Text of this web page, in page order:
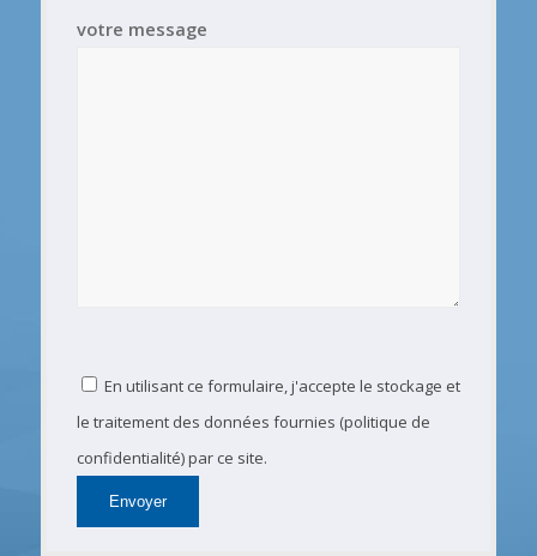
votre message
En utilisant ce formulaire, j'accepte le stockage et
le traitement des données fournies (politique de
confidentialité) par ce site.